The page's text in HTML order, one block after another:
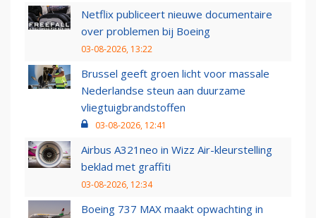
Netflix publiceert nieuwe documentaire
over problemen bij Boeing
03-08-2026, 13:22
Brussel geeft groen licht voor massale
Nederlandse steun aan duurzame
vliegtuigbrandstoffen
03-08-2026, 12:41
Airbus A321neo in Wizz Air-kleurstelling
beklad met graffiti
03-08-2026, 12:34
Boeing 737 MAX maakt opwachting in